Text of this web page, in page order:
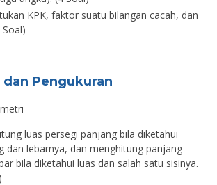
KPK, faktor suatu bilangan cacah, dan
Soal)
Pengukuran
luas persegi panjang bila diketahui
dan lebarnya, dan menghitung panjang
bila diketahui luas dan salah satu sisinya.